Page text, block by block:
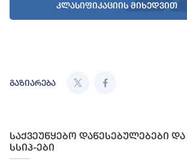
კლასიფიკაციის მიხედვით
გაზიარება
საქვეუწყებო დაწესებულებები
სსიპ-ები